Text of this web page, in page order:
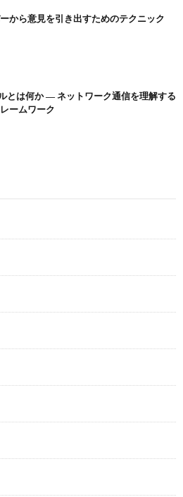
から意見を引き出すためのテクニック
とは何か ― ネットワーク通信を理解する
ームワーク